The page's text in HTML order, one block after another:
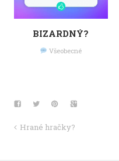
BIZARDNÝ?
Všeobecné
Hrané hračky?